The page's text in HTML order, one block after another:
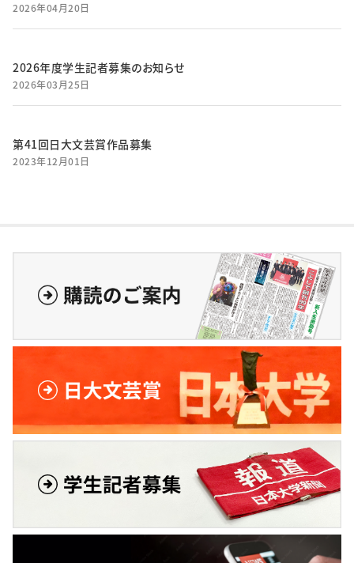
2026年04月20日
2026年度学生記者募集のお知らせ
2026年03月25日
第41回日大文芸賞作品募集
2023年12月01日